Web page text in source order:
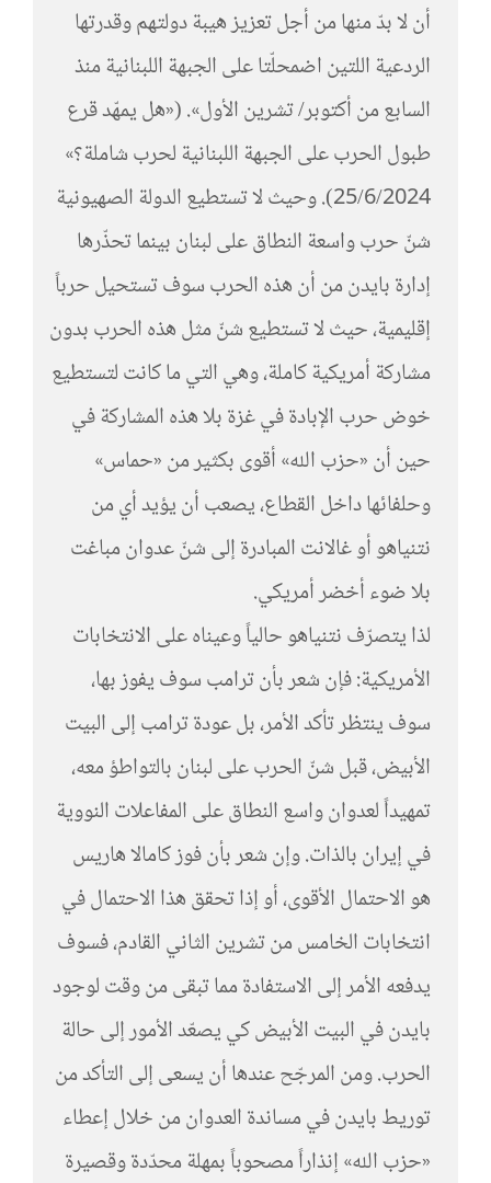
أن لا بدّ منها من أجل تعزيز هيبة دولتهم وقدرتها
الردعية اللتين اضمحلّتا على الجبهة اللبنانية منذ
السابع من أكتوبر/ تشرين الأول». («هل يمهّد قرع
طبول الحرب على الجبهة اللبنانية لحرب شاملة؟»
25/6/2024). وحيث لا تستطيع الدولة الصهيونية
شنّ حرب واسعة النطاق على لبنان بينما تحذّرها
إدارة بايدن من أن هذه الحرب سوف تستحيل حرباً
إقليمية، حيث لا تستطيع شنّ مثل هذه الحرب بدون
مشاركة أمريكية كاملة، وهي التي ما كانت لتستطيع
خوض حرب الإبادة في غزة بلا هذه المشاركة في
حين أن «حزب الله» أقوى بكثير من «حماس»
وحلفائها داخل القطاع، يصعب أن يؤيد أي من
نتنياهو أو غالانت المبادرة إلى شنّ عدوان مباغت
بلا ضوء أخضر أمريكي.
لذا يتصرّف نتنياهو حالياً وعيناه على الانتخابات
الأمريكية: فإن شعر بأن ترامب سوف يفوز بها،
سوف ينتظر تأكد الأمر، بل عودة ترامب إلى البيت
الأبيض، قبل شنّ الحرب على لبنان بالتواطؤ معه،
تمهيداً لعدوان واسع النطاق على المفاعلات النووية
في إيران بالذات. وإن شعر بأن فوز كامالا هاريس
هو الاحتمال الأقوى، أو إذا تحقق هذا الاحتمال في
انتخابات الخامس من تشرين الثاني القادم، فسوف
يدفعه الأمر إلى الاستفادة مما تبقى من وقت لوجود
بايدن في البيت الأبيض كي يصعّد الأمور إلى حالة
الحرب. ومن المرجّح عندها أن يسعى إلى التأكد من
توريط بايدن في مساندة العدوان من خلال إعطاء
«حزب الله» إنذاراً مصحوباً بمهلة محدّدة وقصيرة